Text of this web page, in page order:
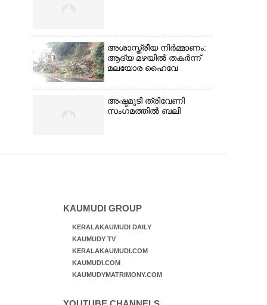
അശാസ്ത്രീയ നിർമ്മാണം:
ആദ്യ മഴയിൽ തകർന്ന്
മലയോര ഹൈവേ
അഷ്ടമുടി ത്രിവേണി
സംഗമത്തിൽ ബലി
KAUMUDI GROUP
KERALAKAUMUDI DAILY
KAUMUDY TV
KERALAKAUMUDI.COM
KAUMUDI.COM
KAUMUDYMATRIMONY.COM